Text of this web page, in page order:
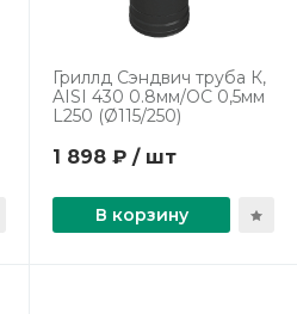
Гриллд Сэндвич труба К,
AISI 430 0.8мм/ОС 0,5мм
L250 (Ø115/250)
1 898 ₽ / шт
В корзину